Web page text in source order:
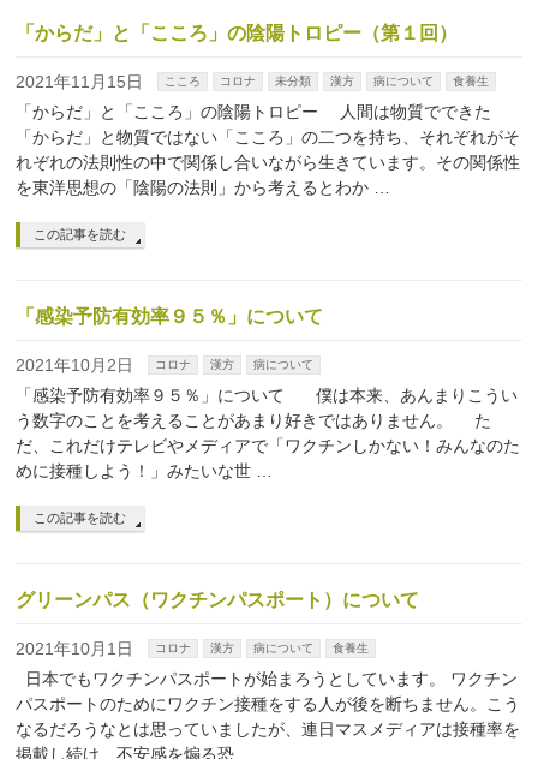
「からだ」と「こころ」の陰陽トロピー（第１回）
2021年11月15日 こころ コロナ 未分類 漢方 病について 食養生
「からだ」と「こころ」の陰陽トロピー 人間は物質でできた
「からだ」と物質ではない「こころ」の二つを持ち、それぞれがそ
れぞれの法則性の中で関係し合いながら生きています。その関係性
を東洋思想の「陰陽の法則」から考えるとわか …
この記事を読む
「感染予防有効率９５％」について
2021年10月2日 コロナ 漢方 病について
「感染予防有効率９５％」について 僕は本来、あんまりこうい
う数字のことを考えることがあまり好きではありません。 た
だ、これだけテレビやメディアで「ワクチンしかない！みんなのた
めに接種しよう！」みたいな世 …
この記事を読む
グリーンパス（ワクチンパスポート）について
2021年10月1日 コロナ 漢方 病について 食養生
日本でもワクチンパスポートが始まろうとしています。 ワクチン
パスポートのためにワクチン接種をする人が後を断ちません。こう
なるだろうなとは思っていましたが、連日マスメディアは接種率を
掲載し続け、不安感を煽る恐 …